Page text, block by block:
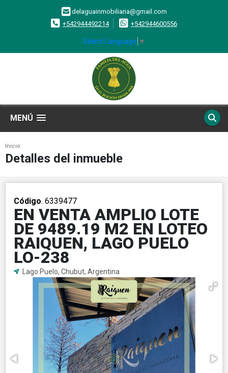
delaguainmobiliaria@gmail.com
+542944492214
+542944600556
Select Language ▼
MENÚ
Inicio
Detalles del inmueble
Código. 6339477
EN VENTA AMPLIO LOTE
DE 9489.19 M2 EN LOTEO
RAIQUEN, LAGO PUELO
LO-238
Lago Puelo, Chubut, Argentina